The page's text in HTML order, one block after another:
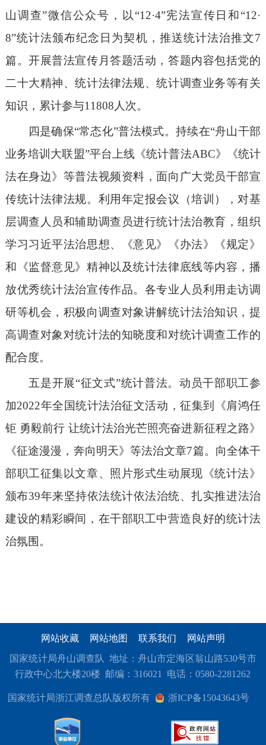
山调查”微信公众号，以“12·4”宪法宣传日和“12·
8”统计法颁布纪念日为契机，推送统计法治推文7
篇。开展普法宣传月答题活动，答题内容包括党的
二十大精神、统计法律法规、统计调查业务等有关
知识，累计参与11808人次。
四是确保“常态化”普法模式。持续在“舟山干部
业务培训大联盟”平台上线《统计普法ABC》《统计
法在身边》等普法视频资料，面向广大党员干部宣
传统计法律法规。利用年定报会议（培训），对基
层调查人员和辅助调查员进行统计法治教育，组织
学习习近平法治思想、《意见》《办法》《规定》
和《监督意见》精神以及统计法律底线等内容，播
放优秀统计法治宣传作品。各专业人员利用走访调
研等机会，积极向调查对象讲解统计法治知识，提
高调查对象对统计法的知晓度和对统计调查工作的
配合度。
五是开展“征文式”统计普法。动员干部职工参
加2022年全国统计法治征文活动，征集到《肩鸿任
钜 勇毅前行 让统计法治光芒照亮奋进新征程之路》
《征途漫漫，奔向明天》等法治文章7篇。向全体干
部职工征集以文章、照片形式生动展现《统计法》
颁布39年来坚持依法统计依法治统、扎实推进法治
建设的精彩瞬间，在干部职工中营造良好的统计法
治氛围。
网站收藏 网站地图 联系我们 网站声明
国家统计局舟山调查队 地址：舟山市定海区翁山路530号市
行政中心北大楼20楼 邮编：316021 电话：0580-2281262
国家统计局浙江调查总队版权所有 浙ICP备15043643号